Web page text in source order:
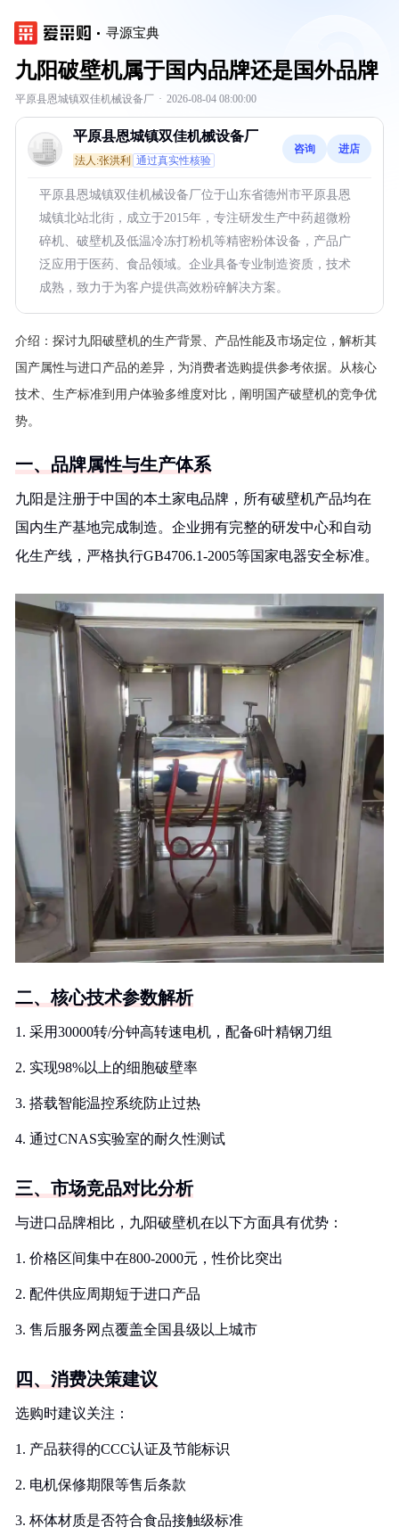
寻源宝典
九阳破壁机属于国内品牌还是国外品牌
平原县恩城镇双佳机械设备厂 · 2026-08-04 08:00:00
平原县恩城镇双佳机械设备厂
法人:张洪利 通过真实性核验
咨询 进店
平原县恩城镇双佳机械设备厂位于山东省德州市平原县恩
城镇北站北街，成立于2015年，专注研发生产中药超微粉
碎机、破壁机及低温冷冻打粉机等精密粉体设备，产品广
泛应用于医药、食品领域。企业具备专业制造资质，技术
成熟，致力于为客户提供高效粉碎解决方案。
介绍： 探讨九阳破壁机的生产背景、产品性能及市场定位，解析其
国产属性与进口产品的差异，为消费者选购提供参考依据。从核心
技术、生产标准到用户体验多维度对比，阐明国产破壁机的竞争优
势。
一、品牌属性与生产体系
九阳是注册于中国的本土家电品牌，所有破壁机产品均在
国内生产基地完成制造。企业拥有完整的研发中心和自动
化生产线，严格执行GB4706.1-2005等国家电器安全标准。
二、核心技术参数解析
1. 采用30000转/分钟高转速电机，配备6叶精钢刀组
2. 实现98%以上的细胞破壁率
3. 搭载智能温控系统防止过热
4. 通过CNAS实验室的耐久性测试
三、市场竞品对比分析
与进口品牌相比，九阳破壁机在以下方面具有优势：
1. 价格区间集中在800-2000元，性价比突出
2. 配件供应周期短于进口产品
3. 售后服务网点覆盖全国县级以上城市
四、消费决策建议
选购时建议关注：
1. 产品获得的CCC认证及节能标识
2. 电机保修期限等售后条款
3. 杯体材质是否符合食品接触级标准